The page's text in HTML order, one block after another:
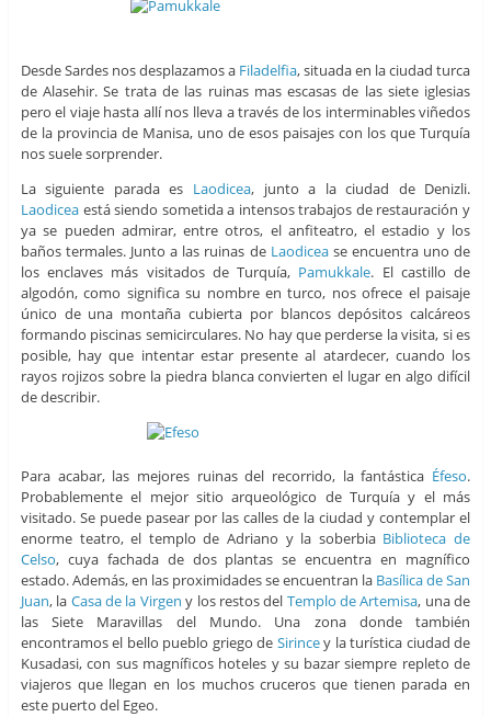
Desde Sardes nos desplazamos a Filadelfia, situada en la ciudad turca
de Alasehir. Se trata de las ruinas mas escasas de las siete iglesias
pero el viaje hasta allí nos lleva a través de los interminables viñedos
de la provincia de Manisa, uno de esos paisajes con los que Turquía
nos suele sorprender.
La siguiente parada es Laodicea, junto a la ciudad de Denizli.
Laodiceaestá siendo sometida a intensos trabajos de restauración y
ya se pueden admirar, entre otros, el anfiteatro, el estadio y los
baños termales. Junto a las ruinas de Laodicease encuentra uno de
los enclaves más visitados de Turquía, Pamukkale. El castillo de
algodón, como significa su nombre en turco, nos ofrece el paisaje
único de una montaña cubierta por blancos depósitos calcáreos
formando piscinas semicirculares. No hay que perderse la visita, si es
posible, hay que intentar estar presente al atardecer, cuando los
rayos rojizos sobre la piedra blanca convierten el lugar en algo difícil
de describir.
Para acabar, las mejores ruinas del recorrido, la fantástica Éfeso.
Probablemente el mejor sitio arqueológico de Turquía y el más
visitado. Se puede pasear por las calles de la ciudad y contemplar el
enorme teatro, el templo de Adriano y la soberbia Biblioteca de
Celso, cuya fachada de dos plantas se encuentra en magnífico
estado. Además, en las proximidades se encuentran la Basílica de San
Juan, la Casa de la Virgen y los restos del Templo de Artemisa, una de
las Siete Maravillas del Mundo. Una zona donde también
encontramos el bello pueblo griego de Sirincey la turística ciudad de
Kusadasi, con sus magníficos hoteles y su bazar siempre repleto de
viajeros que llegan en los muchos cruceros que tienen parada en
este puerto del Egeo.